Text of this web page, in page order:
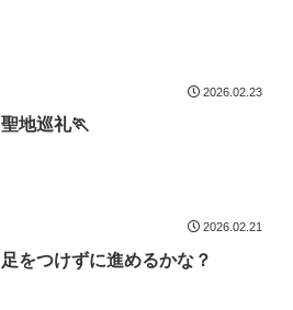
2026.02.23
聖地巡礼🏃
2026.02.21
足をつけずに進めるかな？